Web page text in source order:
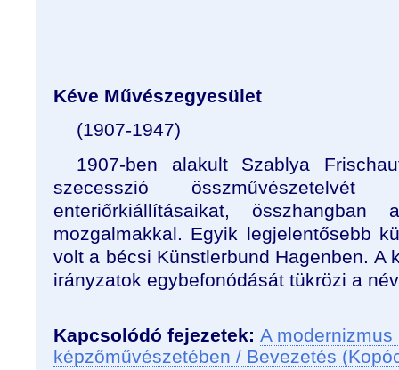
Kéve Művészegyesület
(1907-1947)
1907-ben alakult Szablya
szecesszió összművészetelvét
enteriőrkiállításaikat,
mozgalmakkal. Egyik legjelentősebb
volt a bécsi Künstlerbund Hagenben. A
irányzatok egybefonódását tükrözi a
Kapcsolódó fejezetek: A
képzőművészetében / Bevezetés